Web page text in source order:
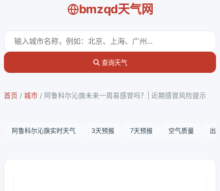
bmzqd天气网
查询天气
首页 / 城市 / 阿鲁科尔沁旗未来一周易感冒吗？| 近期感冒风险提示
阿鲁科尔沁旗实时天气 3天预报 7天预报 空气质量 出